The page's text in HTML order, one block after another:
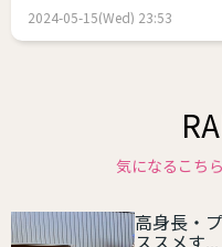
2024-05-15(Wed) 23:53
気になるこち
高身長・
ススメす...